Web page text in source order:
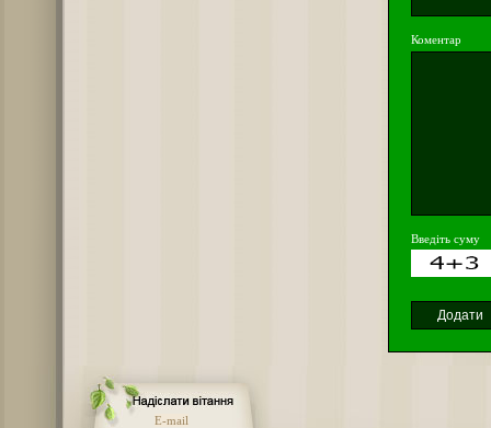
Коментар
Введіть суму
E-mail